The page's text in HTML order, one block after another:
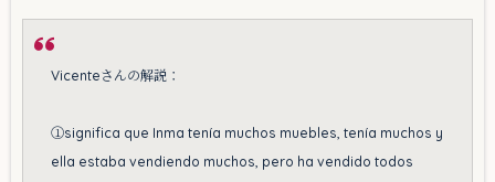
Vicenteさんの解説：
①significa que Inma tenía muchos muebles, tenía muchos y
ella estaba vendiendo muchos, pero ha vendido todos